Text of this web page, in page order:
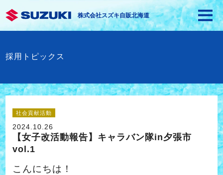
株式会社スズキ自販北海道
採用トピックス
社会貢献活動
2024.10.26
【女子改活動報告】キャラバン隊in夕張市
vol.1
こんにちは！